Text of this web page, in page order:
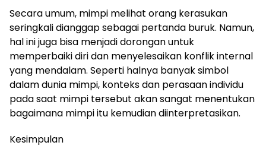
Secara umum, mimpi melihat orang kerasukan
seringkali dianggap sebagai pertanda buruk. Namun,
hal ini juga bisa menjadi dorongan untuk
memperbaiki diri dan menyelesaikan konflik internal
yang mendalam. Seperti halnya banyak simbol
dalam dunia mimpi, konteks dan perasaan individu
pada saat mimpi tersebut akan sangat menentukan
bagaimana mimpi itu kemudian diinterpretasikan.
Kesimpulan